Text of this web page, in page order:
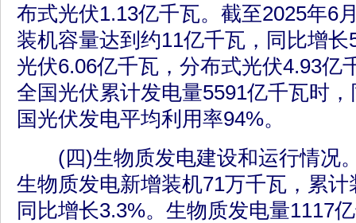
布式光伏1.13亿千瓦。截至2025年6
装机容量达到约11亿千瓦，同比增
光伏6.06亿千瓦，分布式光伏4.93亿
全国光伏累计发电量5591亿千瓦时
国光伏发电平均利用率94%。
(四)生物质发电建设和运行情况
生物质发电新增装机71万千瓦，累
同比增长3.3%。生物质发电量1117